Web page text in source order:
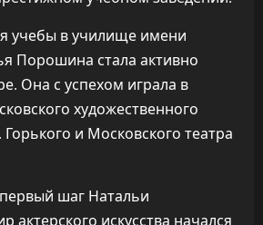
учебы в училище имени
Порошина стала активно
Она с успехом играла в
художественного
и Московского театра
шаг Натальи
искусства начался